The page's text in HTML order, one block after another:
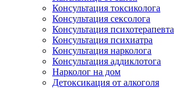
Консультация токсиколога
Консультация сексолога
Консультация психотерапевта
Консультация психиатра
Консультация нарколога
Консультация аддиклотога
Нарколог на дом
Детоксикация от алкоголя